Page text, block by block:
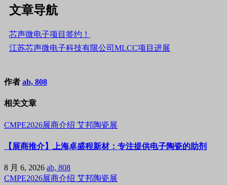
文章导航
芯声微电子项目签约！
江苏芯声微电子科技有限公司MLCC项目进展
作者 ab, 808
相关文章
CMPE2026展商介绍 艾邦陶瓷展
【展商推介】上海卓盛程新材：专注提供电子陶瓷的助剂
8 月 6, 2026 ab, 808
CMPE2026展商介绍 艾邦陶瓷展